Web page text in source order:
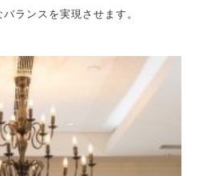
ランスを実現させます。